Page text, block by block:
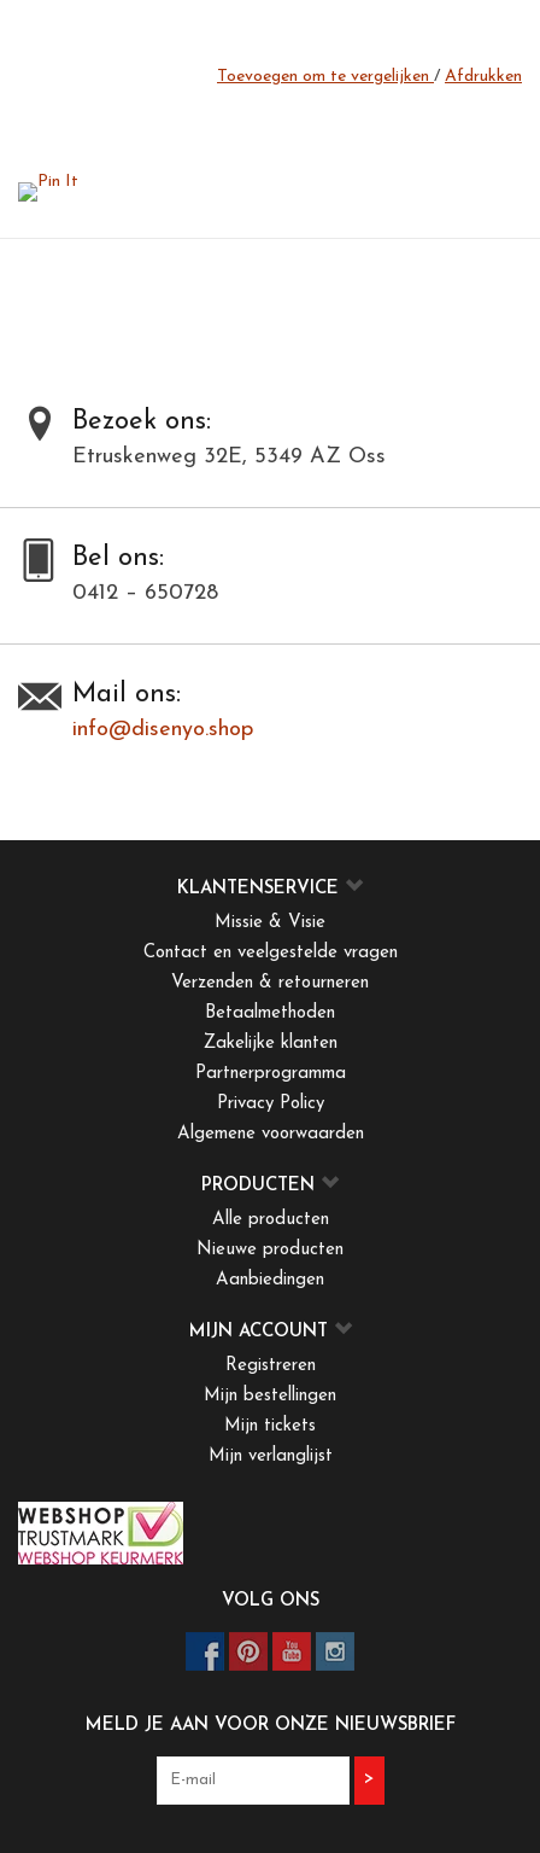
Toevoegen om te vergelijken / Afdrukken
Bezoek ons:
Etruskenweg 32E, 5349 AZ Oss
Bel ons:
0412 – 650728
Mail ons:
info@disenyo.shop
KLANTENSERVICE
Missie & Visie
Contact en veelgestelde vragen
Verzenden & retourneren
Betaalmethoden
Zakelijke klanten
Partnerprogramma
Privacy Policy
Algemene voorwaarden
PRODUCTEN
Alle producten
Nieuwe producten
Aanbiedingen
MIJN ACCOUNT
Registreren
Mijn bestellingen
Mijn tickets
Mijn verlanglijst
VOLG ONS
MELD JE AAN VOOR ONZE NIEUWSBRIEF
>